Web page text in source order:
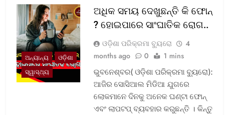
ଅନ୍ୟାନ୍ୟ
ଓଡ଼ିଶା
ସ୍ୱାସ୍ଥ୍ୟ
ଅଧିକ ସମୟ ଦେଖୁଛନ୍ତି କି ଫୋନ୍
? ହୋଇପାରେ ସାଂଘାତିକ ରୋଗ..
ଓଡ଼ିଶା ପରିକ୍ରମା ବ୍ୟୁରୋ
4
months ago
0 1 mins
ଭୁବନେଶ୍ବର( ଓଡ଼ିଶା ପରିକ୍ରମା ବ୍ୟୁରୋ):
ଆଜିର ସୋସିଆଲ ମିଡିଆ ଯୁଗରେ
ଲୋକମାନେ ଦିନକୁ ଅନେକ ଘଣ୍ଟା ଫୋନ୍
ଏବଂ ଲାପଟପ୍ ବ୍ୟବହାର କରୁଛନ୍ତି । କିନ୍ତୁ